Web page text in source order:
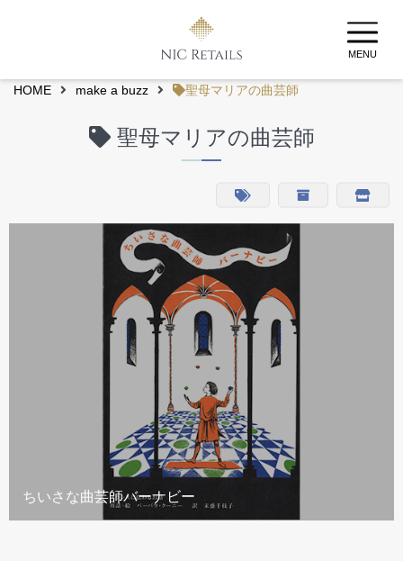
MENU
HOME make a buzz 聖母マリアの曲芸師
聖母マリアの曲芸師
ちいさな曲芸師バーナビー